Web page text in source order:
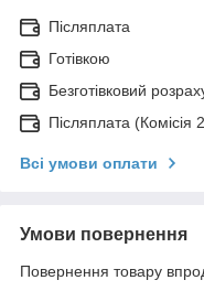
Післяплата
Готівкою
Безготівковий
Післяплата (Комісія
Всі умови оплати
Умови повернення
Повернення товару